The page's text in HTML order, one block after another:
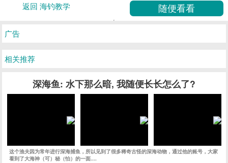
返回 海钓教学
广告
相关推荐
深海鱼: 水下那么暗, 我随便长长怎么了?
这个渔夫因为常年进行深海捕鱼，所以见到了很多稀奇古怪的深海动物，通过他的账号，大家
看到了大海神（可）秘（怕）的一面....